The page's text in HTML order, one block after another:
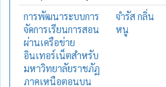
การพัฒนาระบบการ
จัดการเรียนการสอน
ผ่านเครือข่าย
อินเทอร์เน็ตสำหรับ
มหาวิทยาลัยราชภัฏ
ภาคเหนือตอนบน
จำรัส กลิ่น
หนู